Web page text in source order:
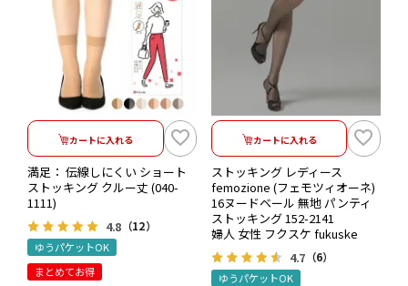
カートに入れる
満足： 伝線しにくい ショート
ストッキング クルー丈 (040-
1111)
4.8 （12）
ゆうパケットOK
まとめてお得
カートに入れる
ストッキング レディース
femozione (フェモツィオーネ)
16ヌードベール 無地 パンティ
ストッキング 152-2141
婦人 女性 フクスケ fukuske
4.7 （6）
ゆうパケットOK